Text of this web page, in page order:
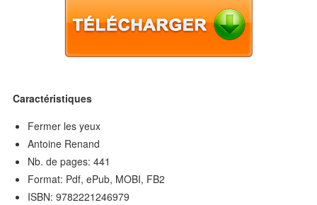
Caractéristiques
Fermer les yeux
Antoine Renand
Nb. de pages: 441
Format: Pdf, ePub, MOBI, FB2
ISBN: 9782221246979